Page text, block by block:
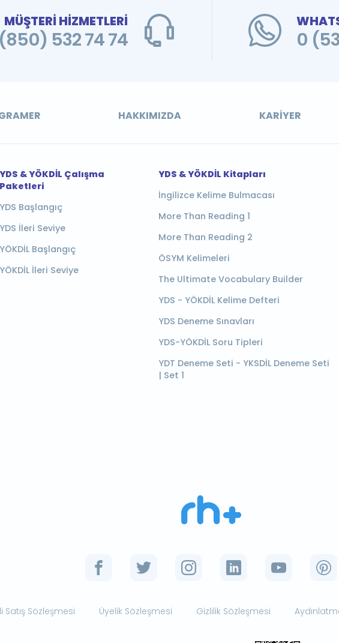
MÜŞTERİ HİZMETLERİ
532 74 74 0
HAKKIMIZDA KARIYER
YDS & YÖKDİL Çalışma
Paketleri
YDS Başlangıç
YDS İleri Seviye
YÖKDİL Başlangıç
YÖKDİL İleri Seviye
YDS & YÖKDİL Kitapları
İngilizce Kelime Bulmacası
More Than Reading 1
More Than Reading 2
ÖSYM Kelimeleri
The Ultimate Vocabulary Builder
YDS - YÖKDİL Kelime Defteri
YDS Deneme Sınavları
YDS-YÖKDİL Soru Tipleri
YDT Deneme Seti - YKSDİL Deneme Seti
| Set 1
Satış Sözleşmesi Üyelik Sözleşmesi Gizlilik Sözleşmesi